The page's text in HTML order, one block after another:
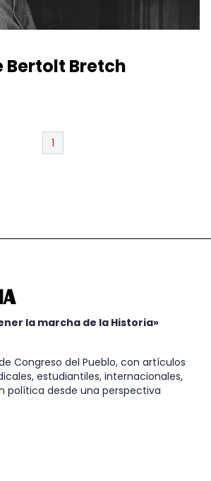
Bertolt Bretch
1
la marcha de la Historia»
Congreso del Pueblo, con artículos
estudiantiles, internacionales,
política desde una perspectiva